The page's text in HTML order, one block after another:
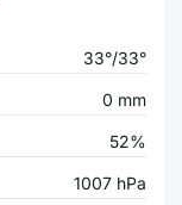
33°/33°
0 mm
52%
1007 hPa